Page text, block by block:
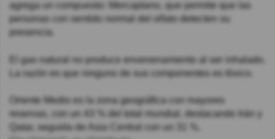
agrega un compuesto: Mercaptano, que permite que las
personas con sentido normal del olfato detecten su
presencia.
El gas natural no produce envenenamiento al ser inhalado.
La razón es que ninguno de sus componentes es tóxico.
Oriente Medio es la zona geográfica con mayores
reservas, con un 43 % del total mundial, destacando Irán y
Qatar, seguida de Asia Central con un 31 %.